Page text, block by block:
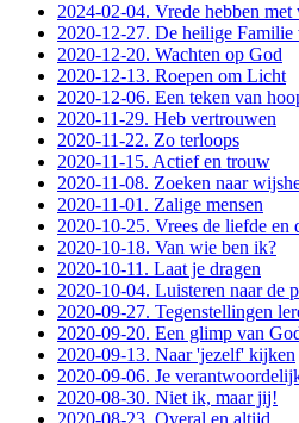
2024-02-04. Vrede hebben
2020-12-27. De heilige Familie
2020-12-20. Wachten op God
2020-12-13. Roepen om Licht
2020-12-06. Een teken van
2020-11-29. Heb vertrouwen
2020-11-22. Zo terloops
2020-11-15. Actief en trouw
2020-11-08. Zoeken naar
2020-11-01. Zalige mensen
2020-10-25. Vrees de liefde en
2020-10-18. Van wie ben ik?
2020-10-11. Laat je dragen
2020-10-04. Luisteren naar de
2020-09-27. Tegenstellingen
2020-09-20. Een glimp van
2020-09-13. Naar 'jezelf' kijken
2020-09-06. Je
2020-08-30. Niet ik, maar jij!
2020-08-23. Overal en altijd